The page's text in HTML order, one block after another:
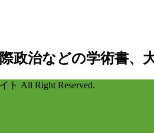
政治などの学術書、
ト All Right Reserved.